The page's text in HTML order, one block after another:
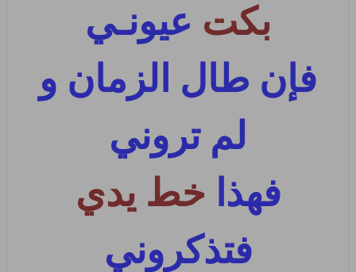
بكت عيونـي
فإن طال الزمان و
لم تروني
فهذا خط يدي
فتذكروني